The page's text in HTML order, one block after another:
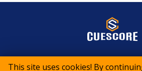
This site uses cookies! By
© 2015-2026 CueScore